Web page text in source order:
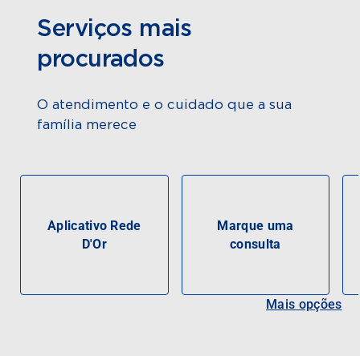
Serviços mais
procurados
O atendimento e o cuidado que a sua
família merece
Aplicativo Rede
D'Or
Marque uma
consulta
Mais opções